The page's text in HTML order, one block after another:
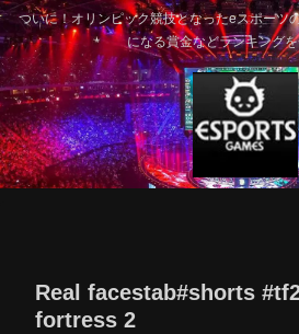
ついに！オリンピック競技となったeスポーツ
になる賞金などランキング
Real facestab#shorts
fortress 2